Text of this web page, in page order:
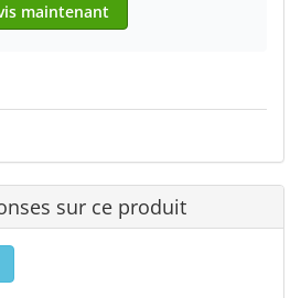
maintenant
sur ce produit